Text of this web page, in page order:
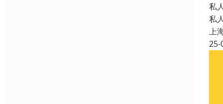
私
私
上
25-